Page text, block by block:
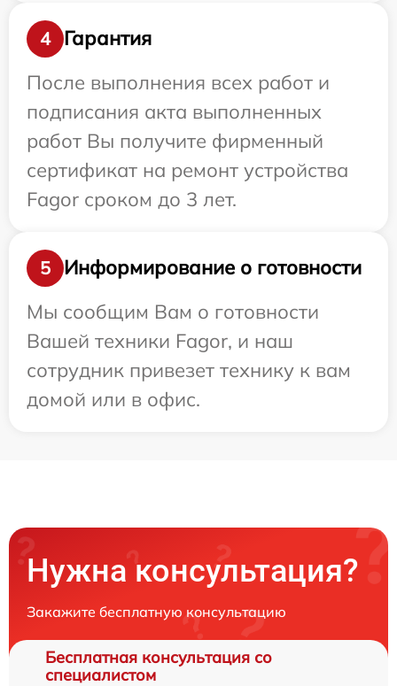
4
Гарантия
После выполнения всех работ и
подписания акта выполненных
работ Вы получите фирменный
сертификат на ремонт устройства
Fagor сроком до 3 лет.
5
Информирование о готовности
Мы сообщим Вам о готовности
Вашей техники Fagor, и наш
сотрудник привезет технику к вам
домой или в офис.
Нужна консультация?
Закажите бесплатную консультацию
Бесплатная консультация со
специалистом